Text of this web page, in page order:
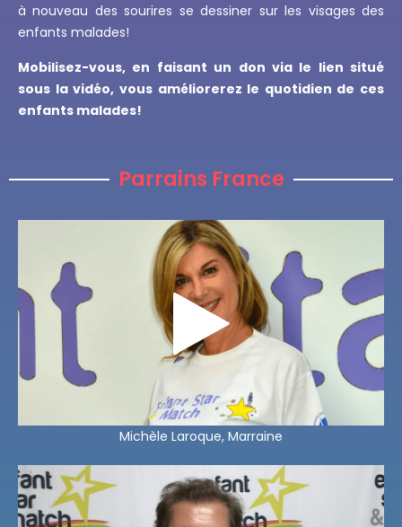
à nouveau des sourires se dessiner sur les visages des
enfants malades!
Mobilisez-vous, en faisant un don via le lien situé
sous la vidéo, vous améliorerez le quotidien de ces
enfants malades!
Parrains France
Michèle Laroque, Marraine